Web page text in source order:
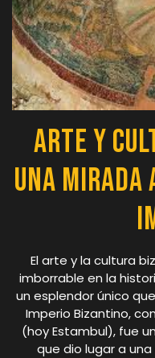
Arte y
Una
El arte y la cultura
imborrable en la
un esplendor único
Imperio Bizantino,
(hoy Estambul), fue
que dio lugar a